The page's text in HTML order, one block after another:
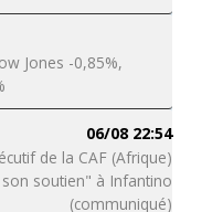
Jones -0,85%,
06/08 22:54
de la CAF (Afrique)
soutien" à Infantino
(communiqué)